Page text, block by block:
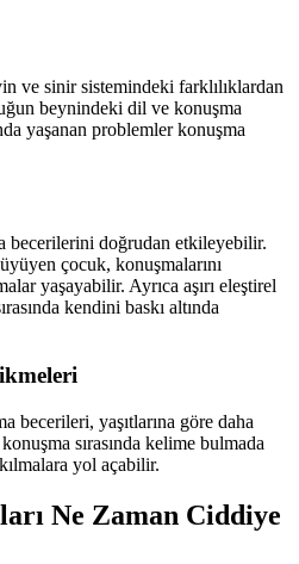
ve sinir sistemindeki farklılıklardan
beynindeki dil ve konuşma
yaşanan problemler konuşma
becerilerini doğrudan etkileyebilir.
çocuk, konuşmalarını
yaşayabilir. Ayrıca aşırı eleştirel
kendini baskı altında
becerileri, yaşıtlarına göre daha
sırasında kelime bulmada
yol açabilir.
Ne Zaman Ciddiye